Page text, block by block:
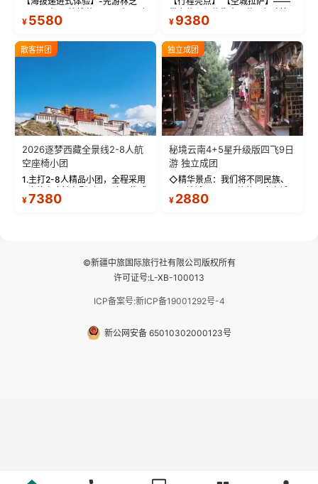
测 99%游客零高反 。 【贴心保
反根本不是事儿 ！ 【无人机航
拍】-雪山/圣湖/...
¥ 5580
萨，感受这座城与生俱来的与众
城堡寺院于一体的宏伟建筑，是
西藏最完整的古代...
¥ 9380
散客拼团
2026逐梦西藏全景线2-8人航
空座椅小团
1.主打2-8人精品小团，全程采用
9座航空座椅车型（360度环抱式
座舱），提供VIP级别的舒适出行
¥7380
独立成团
秘境云南4+5星升级版四飞9日
游 独立成团
◇精华景点：我们将不同民族、
不同地域、不同风格的三座古城
—【大理古城、丽江古城、香格
¥ 2880
©新疆中旅国际旅行社有限公司版权所有
许可证号:L-XB-100013
ICP备案号:新ICP备19001292号-4
新公网安备 65010302000123号